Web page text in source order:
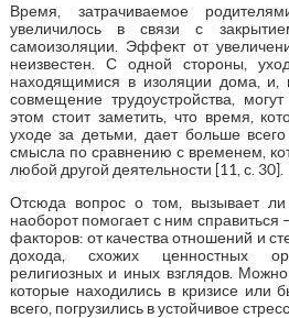
Время, затрачиваемое
увеличилось в связи с
самоизоляции. Эффект от
неизвестен. С одной стороны,
находящимися в изоляции дома, и,
совмещение трудоустройства,
этом стоит заметить, что время,
уходе за детьми, дает больше
смысла по сравнению с временем,
любой другой деятельности [11, с. 30].
Отсюда вопрос о том, вызывает ли
наоборот помогает с ним справиться
факторов: от качества отношений и
дохода, схожих ценностных
религиозных и иных взглядов.
которые находились в кризисе или
всего, погрузились в устойчивое